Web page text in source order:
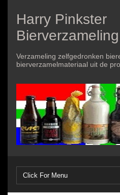
Harry Pinkster
Bierverzameling
Verzameling zelfgedronken
bierverzamelmateriaal uit de